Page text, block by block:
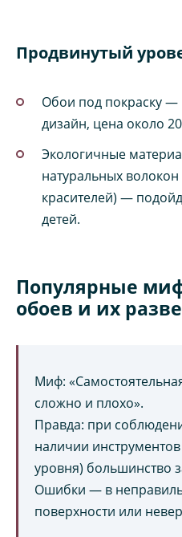
Продвинутый
Обои под покраску —
дизайн, цена около
Экологичные
натуральных
красителей) —
детей.
Популярные
обоев и их
Миф:
сложно и плохо».
Правда: при
наличии
уровня) большинство
Ошибки — в
поверхности или